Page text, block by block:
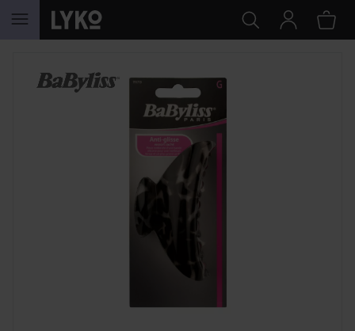
HOPPA TILL INNEHÅLLET